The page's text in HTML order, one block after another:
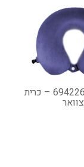
6942269518510 – כרית
צוואר